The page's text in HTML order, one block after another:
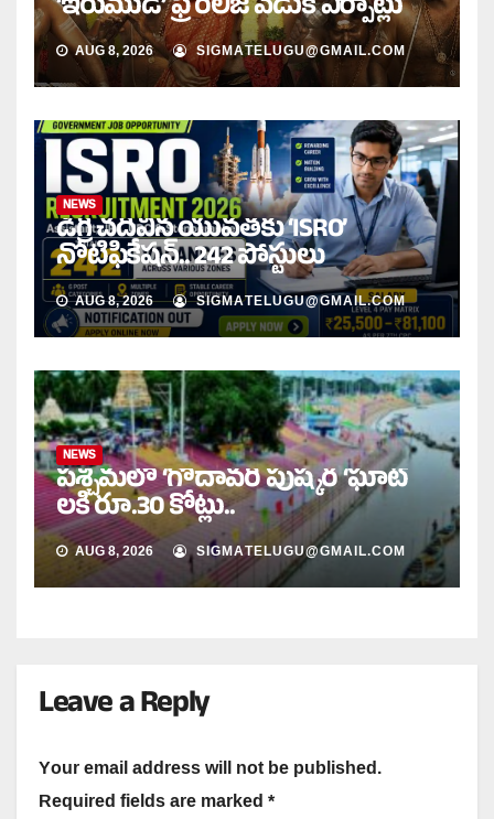
‘ఇరుముడి’ ఫ్రీ రిలీజ్ వేడుక ఏర్పాట్లు
AUG 8, 2026 SIGMATELUGU@GMAIL.COM
NEWS
డిగ్రీ చదివిన యువతకు ‘ISRO’
నోటిఫికేషన్‌.. 242 పోస్టులు
AUG 8, 2026 SIGMATELUGU@GMAIL.COM
NEWS
పశ్చిమలో ‘గోదావరి పుష్కర ‘ఘాట్
లకి రూ.30 కోట్లు..
AUG 8, 2026 SIGMATELUGU@GMAIL.COM
Leave a Reply
Your email address will not be published.
Required fields are marked*